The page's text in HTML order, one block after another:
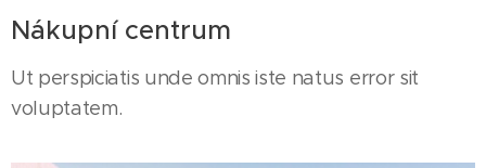
Nákupní centrum
Ut perspiciatis unde omnis iste natus error sit
voluptatem.